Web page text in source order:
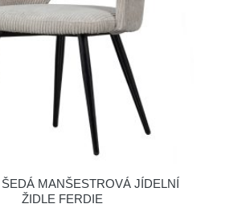
MANŠESTROVÁ JÍDELNÍ
ŽIDLE FERDIE